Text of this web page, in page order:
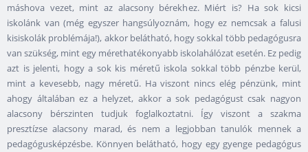
máshova vezet, mint az alacsony bérekhez. Miért is? Ha sok kicsi
iskolánk van (még egyszer hangsúlyoznám, hogy ez nemcsak a falusi
kisiskolák problémája!), akkor belátható, hogy sokkal több pedagógusra
van szükség, mint egy mérethatékonyabb iskolahálózat esetén. Ez pedig
azt is jelenti, hogy a sok kis méretű iskola sokkal több pénzbe kerül,
mint a kevesebb, nagy méretű. Ha viszont nincs elég pénzünk, mint
ahogy általában ez a helyzet, akkor a sok pedagógust csak nagyon
alacsony bérszinten tudjuk foglalkoztatni. Így viszont a szakma
presztízse alacsony marad, és nem a legjobban tanulók mennek a
pedagógusképzésbe. Könnyen belátható, hogy egy gyenge pedagógus